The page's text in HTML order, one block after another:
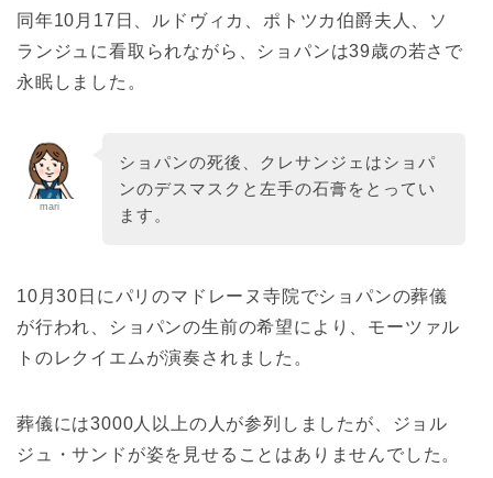
同年10月17日、ルドヴィカ、ポトツカ伯爵夫人、ソ
ランジュに看取られながら、ショパンは39歳の若さで
永眠しました。
mari
ショパンの死後、クレサンジェはショパ
ンのデスマスクと左手の石膏をとってい
ます。
10月30日にパリのマドレーヌ寺院でショパンの葬儀
が行われ、ショパンの生前の希望により、モーツァル
トのレクイエムが演奏されました。
葬儀には3000人以上の人が参列しましたが、ジョル
ジュ・サンドが姿を見せることはありませんでした。